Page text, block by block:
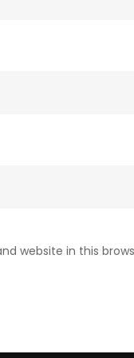
website in this